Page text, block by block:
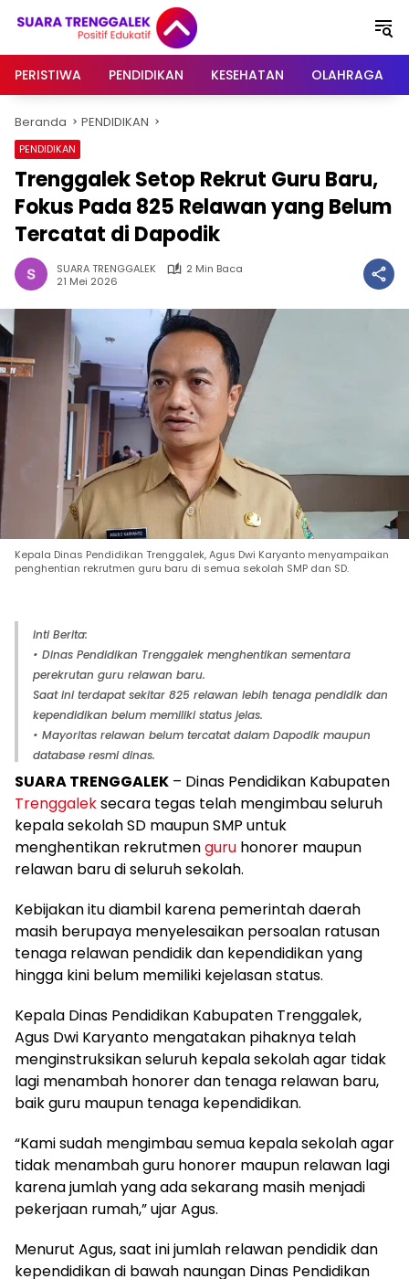
PERISTIWA
PENDIDIKAN KESEHATAN OLAHRAGA
Beranda PENDIDIKAN
PENDIDIKAN
Trenggalek Setop Rekrut Guru Baru,
Fokus Pada 825 Relawan yang Belum
Tercatat di Dapodik
SUARA TRENGGALEK
2 Min Baca
21 Mei 2026
Kepala Dinas Pendidikan Trenggalek, Agus Dwi Karyanto menyampaikan
penghentian rekrutmen guru baru di semua sekolah SMP dan SD.
Inti Berita:
• Dinas Pendidikan Trenggalek menghentikan sementara
perekrutan guru relawan baru.
Saat ini terdapat sekitar 825 relawan lebih tenaga pendidik dan
kependidikan belum memiliki status jelas.
• Mayoritas relawan belum tercatat dalam Dapodik maupun
database resmi dinas.
SUARA TRENGGALEK – Dinas Pendidikan Kabupaten
Trenggaleksecara tegas telah mengimbau seluruh
kepala sekolah SD maupun SMP untuk
menghentikan rekrutmenguru honorer maupun
relawan baru di seluruh sekolah.
Kebijakan itu diambil karena pemerintah daerah
masih berupaya menyelesaikan persoalan ratusan
tenaga relawan pendidik dan kependidikan yang
hingga kini belum memiliki kejelasan status.
Kepala Dinas Pendidikan Kabupaten Trenggalek,
Agus Dwi Karyanto mengatakan pihaknya telah
menginstruksikan seluruh kepala sekolah agar tidak
lagi menambah honorer dan tenaga relawan baru,
baik guru maupun tenaga kependidikan.
“Kami sudah mengimbau semua kepala sekolah agar
tidak menambah guru honorer maupun relawan lagi
karena jumlah yang ada sekarang masih menjadi
pekerjaan rumah,” ujar Agus.
Menurut Agus, saat ini jumlah relawan pendidik dan
kependidikan di bawah naungan Dinas Pendidikan